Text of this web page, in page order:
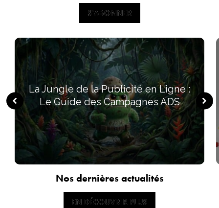
S'ABONNER
S'ABONNER
La Jungle de la Publicité en Ligne :
Le Guide des Campagnes ADS
Nos dernières actualités
EN DÉCOUVRIR PLUS
EN DÉCOUVRIR PLUS